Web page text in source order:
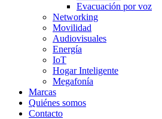
Evacuación por voz
Networking
Movilidad
Audiovisuales
Energía
IoT
Hogar Inteligente
Megafonía
Marcas
Quiénes somos
Contacto